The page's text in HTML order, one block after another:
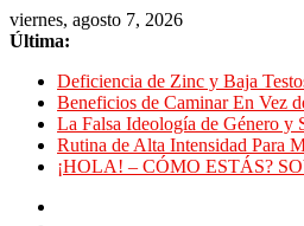
viernes, agosto 7, 2026
Última:
Deficiencia de Zinc y Baja
Beneficios de Caminar En Vez
La Falsa Ideología de Género y
Rutina de Alta Intensidad Para
¡HOLA! – CÓMO ESTÁS?